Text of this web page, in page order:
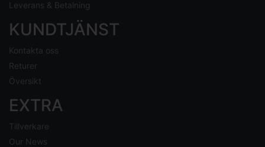
Leverans & Betalning
KUNDTJÄNST
Kontakta oss
Returer
Översikt
EXTRA
Tillverkare
Our News